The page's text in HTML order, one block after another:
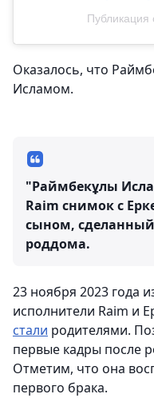
Публикация
Оказалось, что
Исламом.
"Раймбекұлы
Raim снимок с
сыном,
роддома.
23 ноября 2023 года
исполнители Raim и
стали родителями.
первые кадры после
Отметим, что она
первого брака.